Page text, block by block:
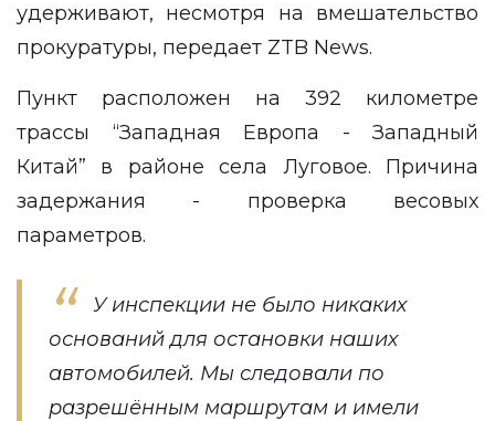
удерживают, несмотря на вмешательство
прокуратуры, передает ZTB News.
Пункт расположен на 392 километре
трассы “Западная Европа - Западный
Китай” в районе села Луговое. Причина
задержания - проверка весовых
параметров.
У инспекции не было никаких
оснований для остановки наших
автомобилей. Мы следовали по
разрешённым маршрутам и имели